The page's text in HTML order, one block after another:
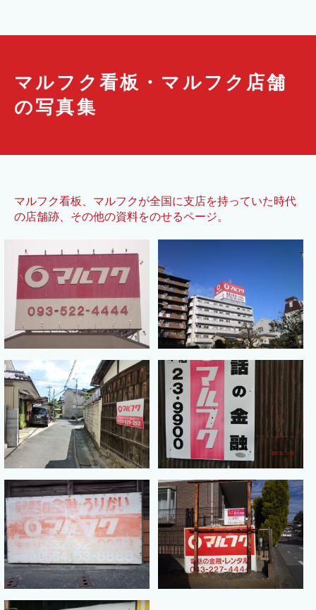
マルフク看板・マルフク店舗
の写真集
マルフク看板、マルフクが全国に支店を持っていた時代
の店舗跡、その他の資料をのせるページ。